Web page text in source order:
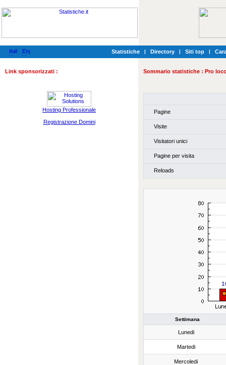
Statistiche | Directory | Siti top |
Link sponsorizzati :
Hosting Professionale
Registrazione Domini
Sommario statistiche : Pro
Pagine
Visite
Visitatori unici
Pagine per visita
Reloads
Settimana
Lunedi
Martedi
Mercoledi